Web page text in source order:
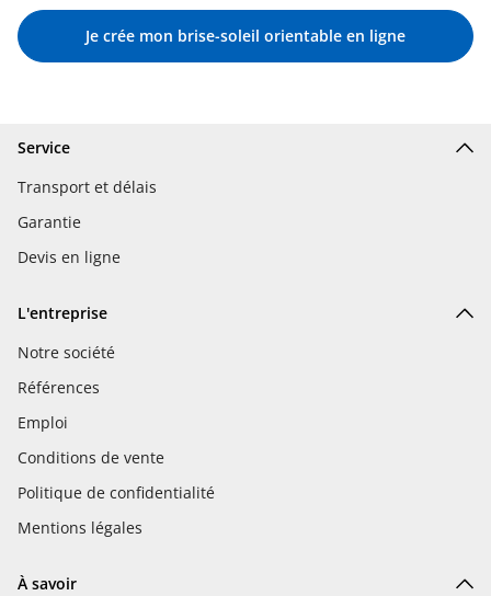
Je crée mon brise-soleil orientable en ligne
Service
Transport et délais
Garantie
Devis en ligne
L'entreprise
Notre société
Références
Emploi
Conditions de vente
Politique de confidentialité
Mentions légales
À savoir